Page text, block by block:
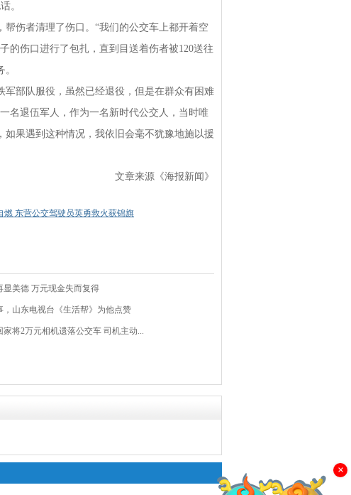
。
伤者清理了伤口。“我们的公交车上都开着空
的伤口进行了包扎，直到目送着伤者被120送往
部队服役，虽然已经退役，但是在群众有困难
退伍军人，作为一名新时代公交人，当时唯
果遇到这种情况，我依旧会毫不犹豫地施以援
文章来源《海报新闻》
燃 东营公交驾驶员英勇救火获锦旗
显美德 万元现金失而复得
，山东电视台《生活帮》为他点赞
家将2万元相机遗落公交车 司机主动...
×